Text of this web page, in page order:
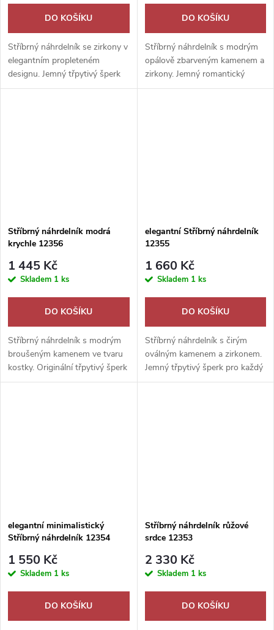
DO KOŠÍKU
Stříbrný náhrdelník se zirkony v
elegantním propleteném
designu. Jemný třpytivý šperk
jako krásný romantický dárek.
DO KOŠÍKU
Stříbrný náhrdelník s modrým
opálově zbarveným kamenem a
zirkony. Jemný romantický
šperk jako krásný dárek.
Stříbrný náhrdelník modrá
krychle 12356
1 445 Kč
Skladem 1 ks
DO KOŠÍKU
Stříbrný náhrdelník s modrým
broušeným kamenem ve tvaru
kostky. Originální třpytivý šperk
jako krásný dárek.
elegantní Stříbrný náhrdelník
12355
1 660 Kč
Skladem 1 ks
DO KOŠÍKU
Stříbrný náhrdelník s čirým
oválným kamenem a zirkonem.
Jemný třpytivý šperk pro každý
den i romantický dárek.
elegantní minimalistický
Stříbrný náhrdelník 12354
1 550 Kč
Skladem 1 ks
DO KOŠÍKU
Stříbrný náhrdelník růžové
srdce 12353
2 330 Kč
Skladem 1 ks
DO KOŠÍKU